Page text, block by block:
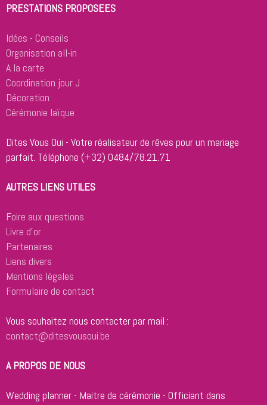
PRESTATIONS PROPOSEES
Idées - Conseils
Organisation all-in
A la carte
Coordination jour J
Décoration
Cérémonie laïque
Dites Vous Oui - Votre réalisateur de rêves pour un mariage
parfait. Téléphone (+32) 0484/78.21.71
AUTRES LIENS UTILES
Foire aux questions
Livre d'or
Partenaires
Liens divers
Mentions légales
Formulaire de contact
Vous souhaitez nous contacter par mail :
contact@ditesvousoui.be
A PROPOS DE NOUS
Wedding planner - Maitre de cérémonie - Officiant dans